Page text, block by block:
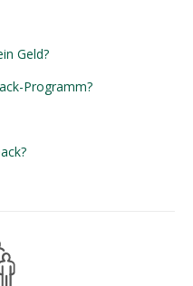
Geld?
Programm?